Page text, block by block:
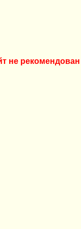
не